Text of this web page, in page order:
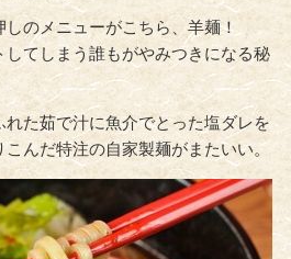
のメニューがこちら、羊麺！
てしまう誰もがやみつきになる秘
た茹で汁に魚介でとった塩ダレを
んだ特注の自家製麺がまたいい。